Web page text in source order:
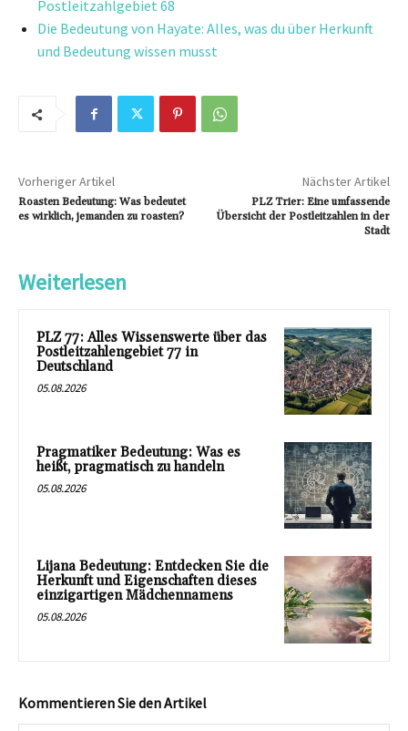
Postleitzahlgebiet 68
Die Bedeutung von Hayate: Alles, was du über Herkunft
und Bedeutung wissen musst
Vorheriger Artikel
Roasten Bedeutung: Was bedeutet
es wirklich, jemanden zu roasten?
Nächster Artikel
PLZ Trier: Eine umfassende
Übersicht der Postleitzahlen in der
Stadt
Weiterlesen
PLZ 77: Alles Wissenswerte über das
Postleitzahlengebiet 77 in
Deutschland
05.08.2026
Pragmatiker Bedeutung: Was es
heißt, pragmatisch zu handeln
05.08.2026
Lijana Bedeutung: Entdecken Sie die
Herkunft und Eigenschaften dieses
einzigartigen Mädchennamens
05.08.2026
Kommentieren Sie den Artikel